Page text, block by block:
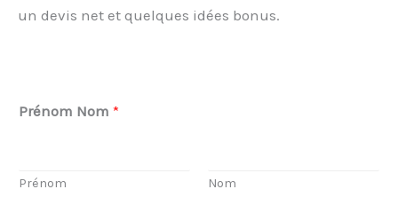
un devis net et quelques idées bonus.
Prénom Nom *
Prénom Nom